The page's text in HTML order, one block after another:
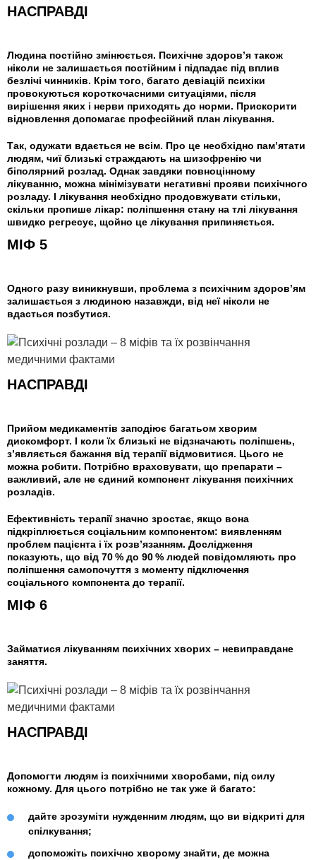
МІФ 5
Одного разу виникнувши, проблема з психічним здоров’ям
залишається з людиною назавжди, від неї ніколи не
вдасться позбутися.
НАСПРАВДІ
Людина постійно змінюється. Психічне здоров’я також
ніколи не залишається постійним і підпадає під вплив
безлічі чинників. Крім того, багато девіацій психіки
провокуються короткочасними ситуаціями, після
вирішення яких і нерви приходять до норми. Прискорити
відновлення допомагає професійний план лікування.
Так, одужати вдається не всім. Про це необхідно пам’ятати
людям, чиї близькі страждають на шизофренію чи
біполярний розлад. Однак завдяки повноцінному
лікуванню, можна мінімізувати негативні прояви психічного
розладу. І лікування необхідно продовжувати стільки,
скільки пропише лікар: поліпшення стану на тлі лікування
швидко регресує, щойно це лікування припиняється.
МІФ 6
Займатися лікуванням психічних хворих – невиправдане
заняття.
НАСПРАВДІ
Прийом медикаментів заподіює багатьом хворим
дискомфорт. І коли їх близькі не відзначають поліпшень,
з’являється бажання від терапії відмовитися. Цього не
можна робити. Потрібно враховувати, що препарати –
важливий, але не єдиний компонент лікування психічних
розладів.
Ефективність терапії значно зростає, якщо вона
підкріплюється соціальним компонентом: виявленням
проблем пацієнта і їх розв’язанням. Дослідження
показують, що від 70 % до 90 % людей повідомляють про
поліпшення самопочуття з моменту підключення
соціального компонента до терапії.
НАСПРАВДІ
Допомогти людям із психічними хворобами, під силу
кожному. Для цього потрібно не так уже й багато:
дайте зрозуміти нужденним людям, що ви відкриті для
спілкування;
допоможіть психічно хворому знайти, де можна